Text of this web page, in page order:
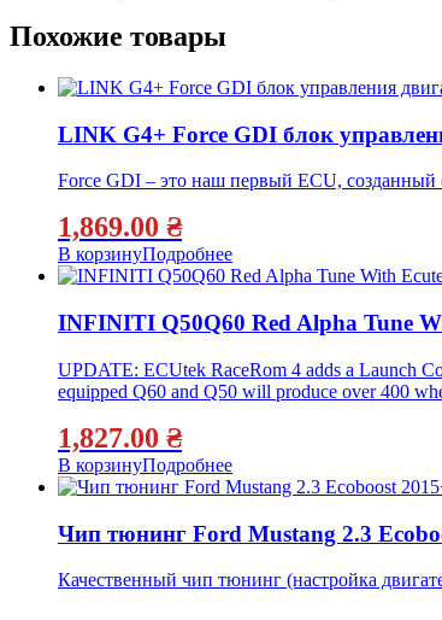
Похожие товары
LINK G4+ Force GDI блок
Force GDI – это наш первый ECU, созданный
1,869.00 ₴
В корзинуПодробнее
INFINITI Q50Q60 Red Alpha Tune
UPDATE: ECUtek RaceRom 4 adds a Launch
equipped Q60 and Q50 will produce over 400
1,827.00 ₴
В корзинуПодробнее
Чип тюнинг Ford Mustang 2.3
Качественный чип тюнинг (настройка